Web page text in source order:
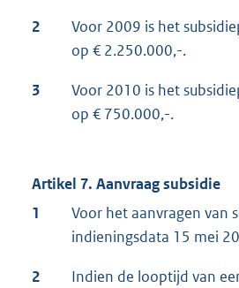
2
Voor 2009 is het
op € 2.250.000,-.
3
Voor 2010 is het
op € 750.000,-.
Artikel 7. Aanvraag subsidie
1
Voor het aanvragen van
indieningsdata 15 mei
2
Indien de looptijd van